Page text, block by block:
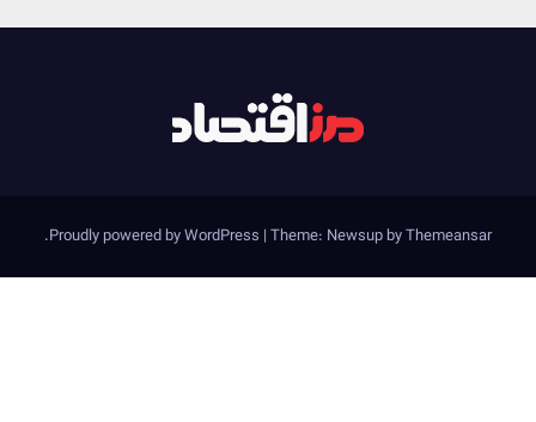
Proudly powered by WordPress|Theme: Newsup by
.